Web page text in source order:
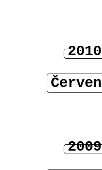
2010
Červen
2009